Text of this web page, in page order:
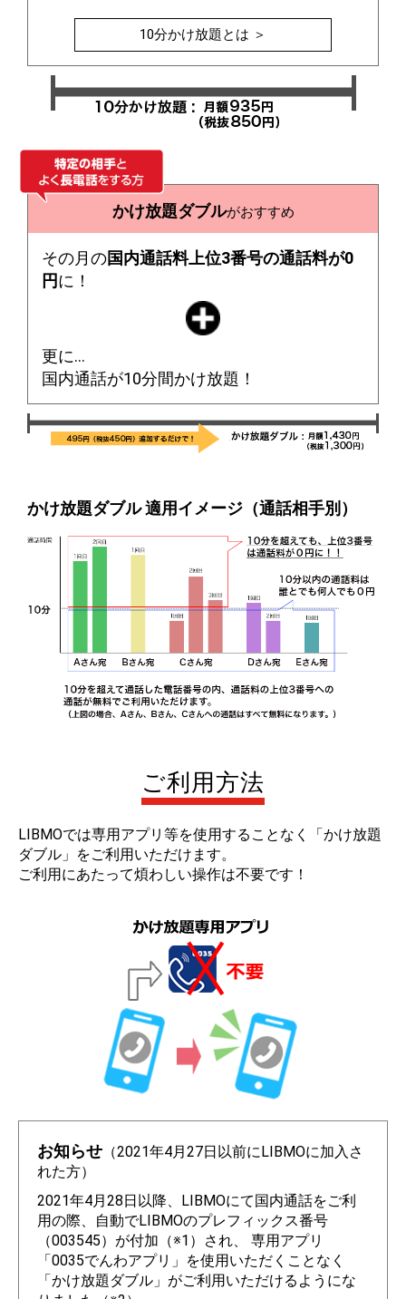
10分かけ放題とは ＞
かけ放題ダブルがおすすめ
その月の国内通話料上位3番号の通話料が0
円に！
更に…
国内通話が10分間かけ放題！
かけ放題ダブル 適用イメージ（通話相手別）
ご利用方法
LIBMOでは専用アプリ等を使用することなく「かけ放題
ダブル」をご利用いただけます。
ご利用にあたって煩わしい操作は不要です！
お知らせ （2021年4月27日以前にLIBMOに加入さ
れた方）
2021年4月28日以降、LIBMOにて国内通話をご利
用の際、自動でLIBMOのプレフィックス番号
（003545）が付加（※1）され、 専用アプリ
「0035でんわアプリ」を使用いただくことなく
「かけ放題ダブル」がご利用いただけるようにな